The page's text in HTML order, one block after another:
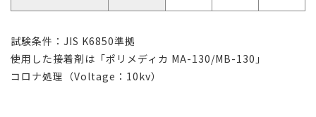
試験条件：JIS K6850準拠
使用した接着剤は「ポリメディカ MA-130/MB-130」
コロナ処理（Voltage：10kv）